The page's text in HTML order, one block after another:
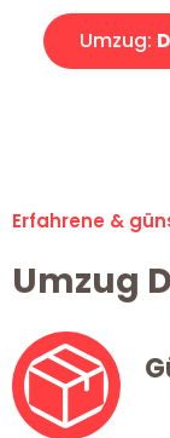
Umzug:
Erfahrene &
Umzug